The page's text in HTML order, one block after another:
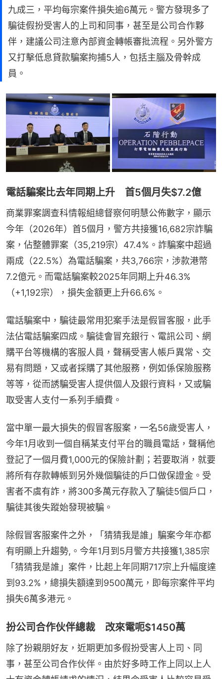
九成三，平均每宗案件損失逾6萬元。警方發現多了
騙徒假扮受害人的上司和同事，甚至是公司合作夥
伴，建議公司注意內部資金轉帳審批流程。另外警方
又打擊低息貸款騙案拘捕5人，包括主腦及骨幹成
員。
電話騙案比去年同期上升 首5個月失$7.2億
商業罪案調查科情報組總督察何明慧公佈數字，顯示
今年（2026年）首5個月，警方共接獲16,682宗詐騙
案，佔整體罪案（35,219宗）47.4%。詐騙案中超過
兩成（22.5%）為電話騙案，共3,766宗，涉款港幣
7.2億元。而電話騙案較2025年同期上升46.3%
（+1,192宗），損失金額更上升66.6%。
電話騙案中，騙徒最常用犯案手法是假冒客服，此手
法佔電話騙案四成。騙徒會冒充銀行、電訊公司、網
購平台等機構的客服人員，聲稱受害人帳戶異常、交
易有問題，又或者採購了其他服務，例如係保險服務
等等，從而誘騙受害人提供個人及銀行資料，又或騙
取受害人支付一系列手續費。
當中單一最大損失的假冒客服案，一名56歲受害人，
今年1月收到一個自稱某支付平台的職員電話，聲稱他
登記了一個月費1,000元的保險計劃；若要取消，就要
將所有存款轉帳到另外幾個騙徒的戶口做保證金。受
害者不虞有詐，將300多萬元存款入了騙徒5個戶口，
騙徒其後失蹤始發現被騙。
除假冒客服案件之外，「猜猜我是誰」騙案今年亦都
有明顯上升趨勢,。今年1月到5月警方共接獲1,385宗
「猜猜我是誰」案件，比起上年同期717宗上升幅度達
到93.2%，總損失額達到9500萬元，即每宗案件平均
損失6萬多港元。
扮公司合作伙伴總裁 改來電呃$1450萬
除了扮親朋好友，近期更加多假扮受害人上司、同
事，甚至公司合作伙伴。由於好多時工作上同以上人